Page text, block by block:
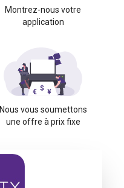
Montrez-nous votre
application
Nous vous soumettons
une offre à prix fixe